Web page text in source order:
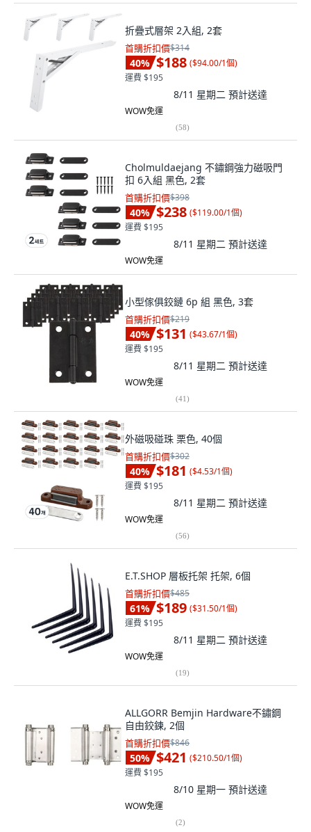
折疊式層架 2入組, 2套
首購折扣價$314
40% $188 ($94.00/1個)
運費 $195
8/11 星期二 預計送達
WOW免運
(58)
Cholmuldaejang 不鏽鋼強力磁吸門
扣 6入組 黑色, 2套
首購折扣價$398
40% $238 ($119.00/1個)
運費 $195
8/11 星期二 預計送達
WOW免運
小型傢俱鉸鏈 6p 組 黑色, 3套
首購折扣價$219
40% $131 ($43.67/1個)
運費 $195
8/11 星期二 預計送達
WOW免運
(41)
外磁吸碰珠 栗色, 40個
首購折扣價$302
40% $181 ($4.53/1個)
運費 $195
8/11 星期二 預計送達
WOW免運
(56)
E.T.SHOP 層板托架 托架, 6個
首購折扣價$485
61% $189 ($31.50/1個)
運費 $195
8/11 星期二 預計送達
WOW免運
(19)
ALLGORR Bemjin Hardware不鏽鋼
自由鉸鍊, 2個
首購折扣價$846
50% $421 ($210.50/1個)
運費 $195
8/10 星期一 預計送達
WOW免運
(2)